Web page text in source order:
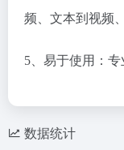
频、文本到视频
5、易于使用：专
数据统计